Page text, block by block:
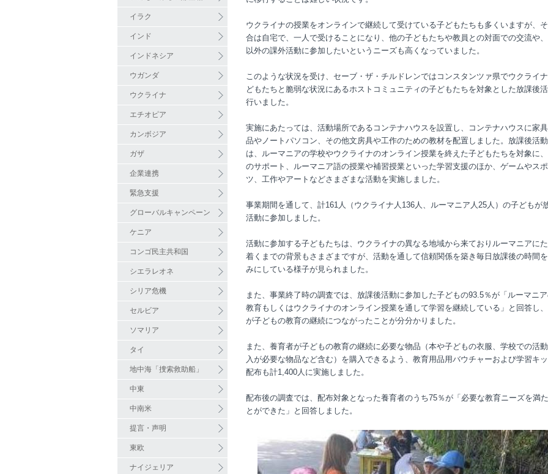
イラク
インド
インドネシア
ウガンダ
ウクライナ
エチオピア
カンボジア
ガザ
企業連携
緊急支援
グローバルキャンペーン
ケニア
コンゴ民主共和国
シエラレオネ
シリア危機
セルビア
ソマリア
タイ
地中海「捜索救助船」
中東
中南米
提言・声明
東欧
ナイジェリア
ウクライナの授業をオンラインで継続して受けている子どもたちも多くいますが、
合は自宅で、一人で受けることになり、他の子どもたちや教員との対面での交流や
以外の課外活動に参加したいというニーズも高くなっていました。
このような状況を受け、セーブ・ザ・チルドレンではコンスタンツァ県でウクライ
どもたちと脆弱な状況にあるホストコミュニティの子どもたちを対象とした放課後
行いました。
実施にあたっては、活動場所であるコンテナハウスを設置し、コンテナハウスに家
品やノートパソコン、その他文房具や工作のための教材を配置しました。放課後活
は、ルーマニアの学校やウクライナのオンライン授業を終えた子どもたちを対象に
のサポート、ルーマニア語の授業や補習授業といった学習支援のほか、ゲームやス
ツ、工作やアートなどさまざまな活動を実施しました。
事業期間を通して、計161人（ウクライナ人136人、ルーマニア人25人）の子どもが
活動に参加しました。
活動に参加する子どもたちは、ウクライナの異なる地域から来ておりルーマニアに
着くまでの背景もさまざまですが、活動を通して信頼関係を築き毎日放課後の時間
みにしている様子が見られました。
また、事業終了時の調査では、放課後活動に参加した子どもの93.5％が「ルーマニ
教育もしくはウクライナのオンライン授業を通して学習を継続している」と回答し
が子どもの教育の継続につながったことが分分かりました。
また、養育者が子どもの教育の継続に必要な物品（本や子どもの衣服、学校での活
入が必要な物品など含む）を購入できるよう、教育用品用バウチャーおよび学習キ
配布も計1,400人に実施しました。
配布後の調査では、配布対象となった養育者のうち75％が「必要な教育ニーズを満
とができた」と回答しました。